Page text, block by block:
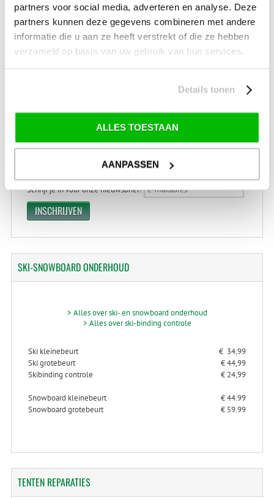
partners voor social media, adverteren en analyse. Deze
partners kunnen deze gegevens combineren met andere
informatie die u aan ze heeft verstrekt of die ze hebben
verzameld op basis van uw gebruik van hun services.
Details tonen
ALLES TOESTAAN
AANPASSEN
Levertijd: 2-4 werkdagen
afwijkende tarieven en levertermijnen gelden. Deze staan vermeld bij de artikelen.
+31 (0) 599-613946
info@tevelde.nl
Schrijf je in voor onze nieuwsbrief!
SKI-SNOWBOARDONDERHOUD
> Alles over ski- en snowboard onderhoud
> Alles over ski-binding controle
Ski kleinebeurt
€ 34,99
Ski grotebeurt
€ 44,99
Skibinding controle
€ 24,99
Snowboard kleinebeurt
€ 44.99
Snowboard grotebeurt
€ 59.99
TENTENREPARATIES